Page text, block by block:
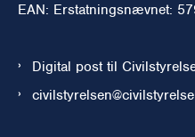
EAN: Erstatningsnævnet:
Digital post til